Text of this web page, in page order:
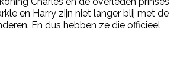
en Harry zijn niet langer blij met de
En dus hebben ze die officieel